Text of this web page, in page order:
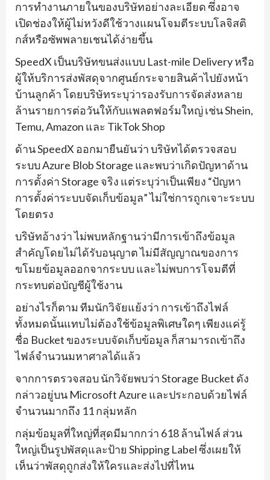
การทำงานภายในของบริษัทอย่างละเอียด ซึ่งอาจ
เปิดช่องให้ผู้ไม่หวังดีใช้วางแผนโจมตีระบบโลจิสติ
กส์หรือซัพพลายเชนได้ง่ายขึ้น
SpeedX เป็นบริษัทขนส่งแบบ Last-mile Delivery หรือ
ผู้ให้บริการส่งพัสดุจากศูนย์กระจายสินค้าไปยังหน้า
บ้านลูกค้า โดยบริษัทระบุว่ารองรับการจัดส่งหลาย
ล้านรายการต่อวันให้กับแพลตฟอร์มใหญ่ เช่น Shein,
Temu, Amazon และ TikTok Shop
ด้าน SpeedX ออกมายืนยันว่า บริษัทได้ตรวจสอบ
ระบบ Azure Blob Storage และพบว่าเกิดปัญหาด้าน
การตั้งค่า Storage จริง แต่ระบุว่าเป็นเพียง “ปัญหา
การตั้งค่าระบบจัดเก็บข้อมูล” ไม่ใช่การถูกเจาะระบบ
โดยตรง
บริษัทอ้างว่า ไม่พบหลักฐานว่ามีการเข้าถึงข้อมูล
สำคัญโดยไม่ได้รับอนุญาต ไม่มีสัญญาณของการ
ขโมยข้อมูลออกจากระบบ และไม่พบการโจมตีที่
กระทบต่อบัญชีผู้ใช้งาน
อย่างไรก็ตาม ทีมนักวิจัยแย้งว่า การเข้าถึงไฟล์
ทั้งหมดนั้นแทบไม่ต้องใช้ข้อมูลพิเศษใดๆ เพียงแค่รู้
ชื่อ Bucket ของระบบจัดเก็บข้อมูล ก็สามารถเข้าถึง
ไฟล์จำนวนมหาศาลได้แล้ว
จากการตรวจสอบ นักวิจัยพบว่า Storage Bucket ดัง
กล่าวอยู่บน Microsoft Azure และประกอบด้วยไฟล์
จำนวนมากถึง 11 กลุ่มหลัก
กลุ่มข้อมูลที่ใหญ่ที่สุดมีมากกว่า 618 ล้านไฟล์ ส่วน
ใหญ่เป็นรูปพัสดุและป้าย Shipping Label ซึ่งเผยให้
เห็นว่าพัสดุถูกส่งให้ใครและส่งไปที่ไหน